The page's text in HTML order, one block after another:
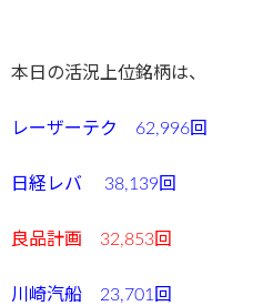
本日の活況上位銘柄は、
レーザーテク 62,996回
日経レバ 38,139回
良品計画 32,853回
川崎汽船 23,701回